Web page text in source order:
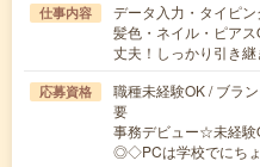
仕事内容
データ入力・タイピン
髪色・ネイル・ピア
丈夫！しっかり引き
応募資格
職種未経験OK / ブラ
要
事務デビュー☆未経験
◎◇PCは学校でにち